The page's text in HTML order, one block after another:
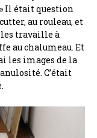
Il était question
au rouleau, et
les travaille à
au chalumeau. Et
les images de la
C’était